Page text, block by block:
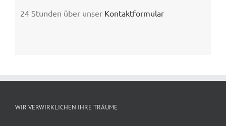
24 Stunden über unser Kontaktformular
WIR VERWIRKLICHEN IHRE TRÄUME